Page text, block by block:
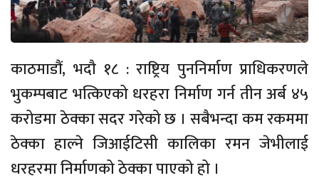
काठमाडौं, भदौ १८ : राष्ट्रिय पुननिर्माण प्राधिकरणले
भुकम्पबाट भत्किएको धरहरा निर्माण गर्न तीन अर्ब ४५
करोडमा ठेक्का सदर गरेको छ । सबैभन्दा कम रकममा
ठेक्का हाल्ने जिआईटिसी कालिका रमन जेभीलाई
धरहरमा निर्माणको ठेक्का पाएको हो ।